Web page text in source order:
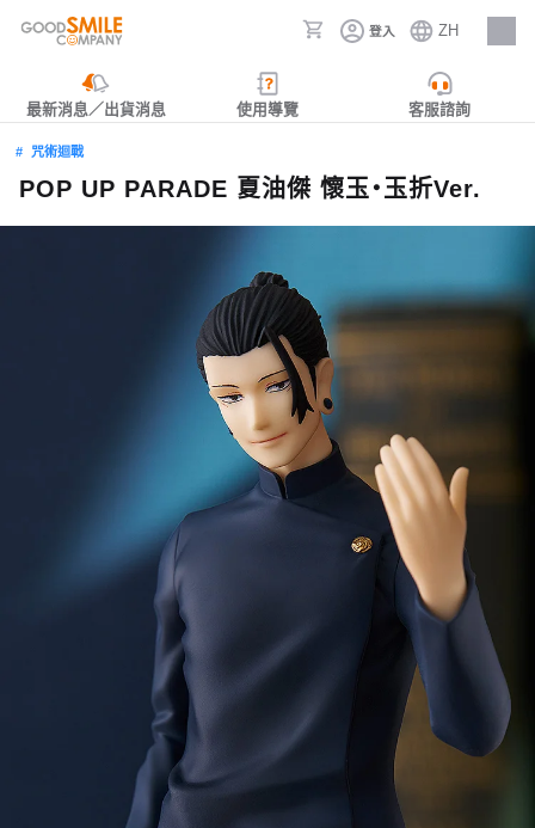
登入 ZH
人才招募
最新消息／出貨消息 使用導覽 客服諮詢
咒術迴戰
POP UP PARADE 夏油傑 懷玉‧玉折Ver.